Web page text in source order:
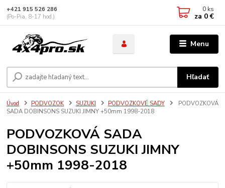
Menu
Hľadať
+421 915 526 286
(Po-Pia, 8-17 hod.)
0 ks
za 0 €
Úvod PODVOZOK SUZUKI PODVOZKOVÉ SADY
PODVOZKOVÁ
SADA DOBINSONS SUZUKI JIMNY +50mm 1998-2018
PODVOZKOVÁ SADA
DOBINSONS SUZUKI JIMNY
+50mm 1998-2018